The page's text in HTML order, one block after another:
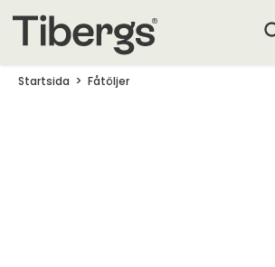
Startsida Fåtöljer